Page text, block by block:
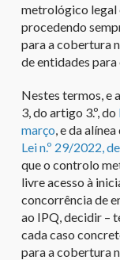
metrológico legal
procedendo
para a cobertura
de entidades
Nestes termos, e
3, do artigo 3.º, do
março , e da
Lei n.º 29/2022,
que o controlo
livre acesso à
concorrência de
ao IPQ, decidir –
cada caso
para a cobertura